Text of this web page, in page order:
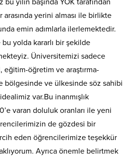
yılın başında YÖK tarafından
yerini alması ile birlikte
emin adımlarla ilerlemektedir.
bu yolda kararlı bir şekilde
Üniversitemizi sadece
eğitim-öğretim ve araştırma-
bölgesinde ve ülkesinde söz sahibi
var.Bu inanmışlık
varan doluluk oranları ile yeni
de gözdesi bir
eden öğrencilerimize teşekkür
Ayrıca önemle belirtmek